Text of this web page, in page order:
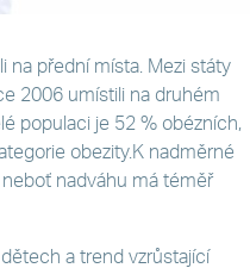
na přední místa. Mezi státy
2006 umístili na druhém
populaci je 52 % obézních,
obezity.K nadměrné
nadváhu má téměř
a trend vzrůstající